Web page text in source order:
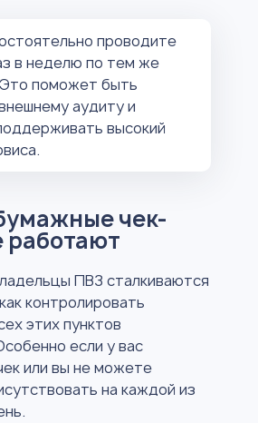
проводите
в неделю по тем же
поможет быть
аудиту и
высокий
чек-
работают
ПВЗ сталкиваются
контролировать
этих пунктов
если у вас
или вы не можете
на каждой из